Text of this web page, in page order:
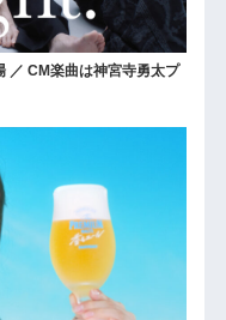
／ CM楽曲は神宮寺勇太プ